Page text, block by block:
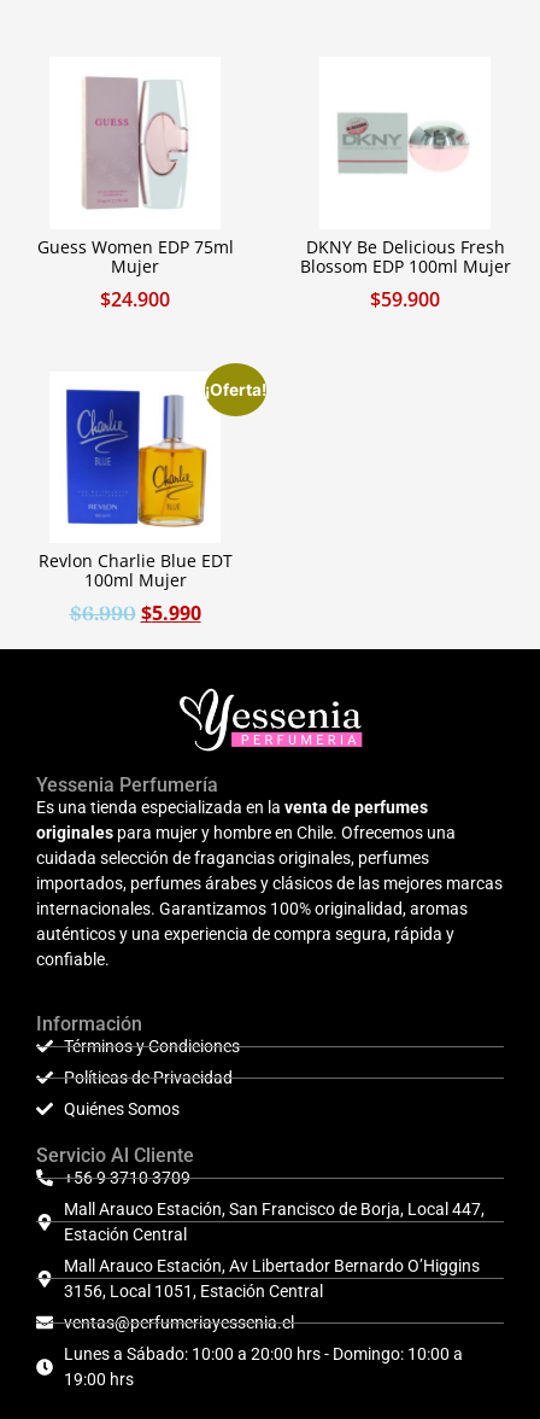
Guess Women EDP 75ml
Mujer
$24.900
DKNY Be Delicious Fresh
Blossom EDP 100ml Mujer
$59.900
¡Oferta!
Revlon Charlie Blue EDT
100ml Mujer
$6.990 $5.990
Yessenia Perfumería
Es una tienda especializada en la venta de perfumes
originales para mujer y hombre en Chile. Ofrecemos una
cuidada selección de fragancias originales, perfumes
importados, perfumes árabes y clásicos de las mejores marcas
internacionales. Garantizamos 100% originalidad, aromas
auténticos y una experiencia de compra segura, rápida y
confiable.
Información
Términos y Condiciones
Políticas de Privacidad
Quiénes Somos
Servicio Al Cliente
+56 9 3710 3709
Mall Arauco Estación, San Francisco de Borja, Local 447,
Estación Central
Mall Arauco Estación, Av Libertador Bernardo O’Higgins
3156, Local 1051, Estación Central
ventas@perfumeriayessenia.cl
Lunes a Sábado: 10:00 a 20:00 hrs - Domingo: 10:00 a
19:00 hrs